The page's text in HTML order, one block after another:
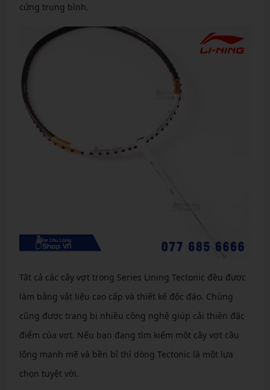
cứng trung bình.
Tất cả các cây vợt trong Series Lining Tectonic đều được
làm bằng vật liệu cao cấp và thiết kế độc đáo. Chúng
cũng được trang bị nhiều công nghệ giúp cải thiện đặc
điểm của vợt. Nếu bạn đang tìm kiếm một cây vợt cầu
lông mạnh mẽ và bền bỉ thì dòng Tectonic là một lựa
chọn tuyệt vời.